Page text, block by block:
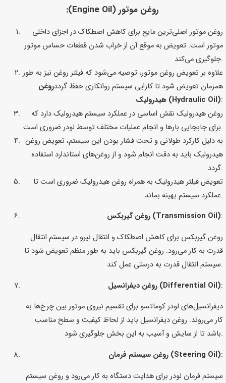
روغن موتور (Engine Oil)
:
روغن موتور اصلی‌ترین مایع برای کاهش اصطکاک در اجزای داخلی
موتور است. تعویض به موقع آن از خراب شدن قطعات حساس موتور
جلوگیری می‌کند.
علاوه بر تعویض روغن موتور، توصیه می‌شود که فیلتر روغن نیز به طور
همزمان تعویض شود تا کارایی سیستم روانکاری حفظ گرددروغن
هیدرولیک (Hydraulic Oil):
روغن هیدرولیک نقش اساسی در عملکرد سیستم هیدرولیک دارد که
برای جابجایی بارها و انجام عملیات مختلف توسط لودر ضروری است.
به دلیل کارکرد طولانی و تحت فشار بودن این سیستم، تعویض روغن
هیدرولیک باید به دقت انجام شود و از روغن‌های استاندارد استفاده
گردد.
تعویض فیلتر هیدرولیک به همراه روغن هیدرولیک ضروری است تا
عملکرد سیستم بهینه بماند.
روغن گیربکس (Transmission Oil):
روغن گیربکس برای کاهش اصطکاک و انتقال نیرو در سیستم انتقال
قدرت به کار می‌رود. روغن گیربکس باید به طور منظم تعویض شود تا
سیستم انتقال قدرت به درستی عمل کند.
روغن دیفرانسیل (Differential Oil):
دیفرانسیل‌های لودر کوماتسو برای تقسیم نیروی موتور بین چرخ‌ها به
کار می‌روند. روغن دیفرانسیل باید از لحاظ کیفیت و سطح مناسب
باشد تا از سایش و آسیب به این بخش جلوگیری شود.
روغن سیستم فرمان (Steering Oil):
سیستم فرمان لودر برای هدایت دستگاه به کار می‌رود و روغن سیستم